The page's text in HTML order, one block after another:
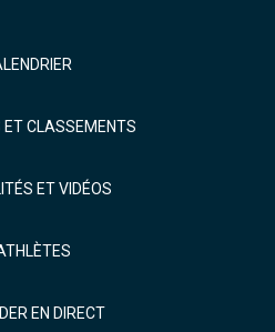
ET CLASSEMENTS
ET VIDÉOS
EN DIRECT